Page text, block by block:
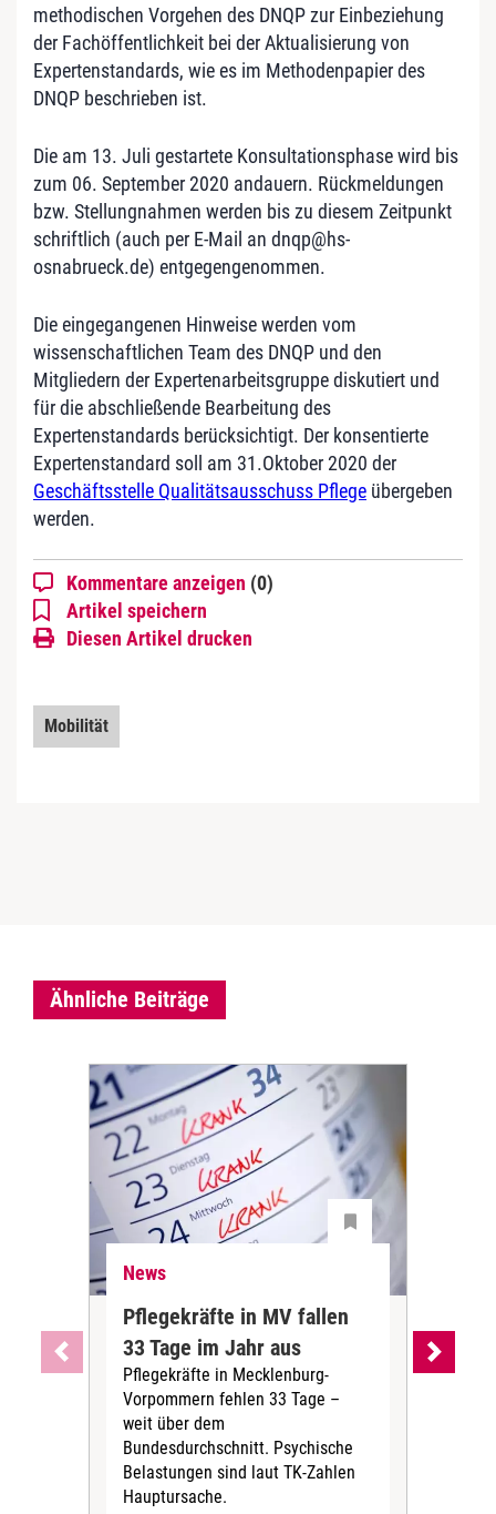
methodischen Vorgehen des DNQP zur Einbeziehung
der Fachöffentlichkeit bei der Aktualisierung von
Expertenstandards, wie es im Methodenpapier des
DNQP beschrieben ist.
Die am 13. Juli gestartete Konsultationsphase wird bis
zum 06. September 2020 andauern. Rückmeldungen
bzw. Stellungnahmen werden bis zu diesem Zeitpunkt
schriftlich (auch per E-Mail an dnqp@hs-
osnabrueck.de) entgegengenommen.
Die eingegangenen Hinweise werden vom
wissenschaftlichen Team des DNQP und den
Mitgliedern der Expertenarbeitsgruppe diskutiert und
für die abschließende Bearbeitung des
Expertenstandards berücksichtigt. Der konsentierte
Expertenstandard soll am 31.Oktober 2020 der
Geschäftsstelle Qualitätsausschuss Pflege übergeben
werden.
Kommentare anzeigen (0)
Artikel speichern
Diesen Artikel drucken
Mobilität
Ähnliche Beiträge
News
Pflegekräfte in MV fallen
33 Tage im Jahr aus
Pflegekräfte in Mecklenburg-
Vorpommern fehlen 33 Tage –
weit über dem
Bundesdurchschnitt. Psychische
Belastungen sind laut TK-Zahlen
Hauptursache.